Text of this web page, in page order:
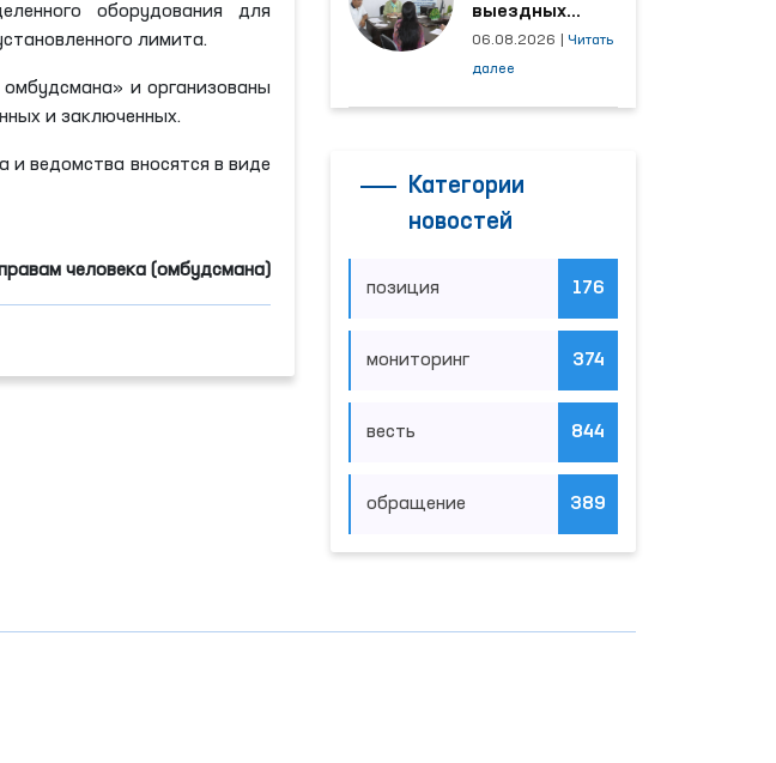
оборудования для
лимита.
и организованы
и заключенных.
и ведомства вносятся в виде
человека (омбудсмана)
обращений
выездных
приёмов
определяются
06.08.2026
Читать
далее
Категории
новостей
позиция 176
мониторинг 374
весть 844
обращение 389